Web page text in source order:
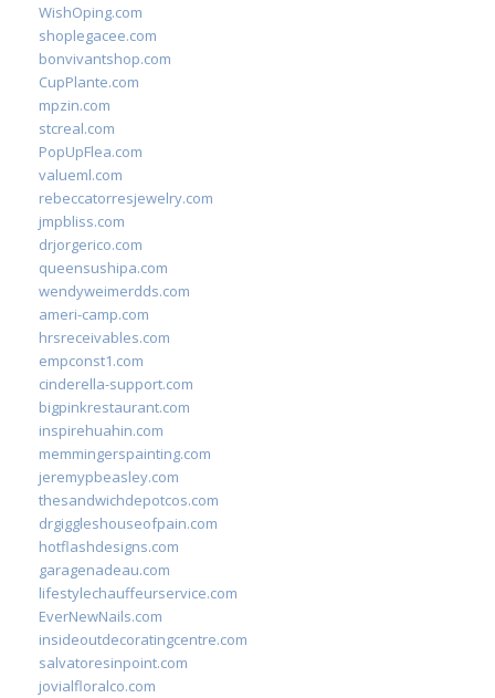
WishOping.com
shoplegacee.com
bonvivantshop.com
CupPlante.com
mpzin.com
stcreal.com
PopUpFlea.com
valueml.com
rebeccatorresjewelry.com
jmpbliss.com
drjorgerico.com
queensushipa.com
wendyweimerdds.com
ameri-camp.com
hrsreceivables.com
empconst1.com
cinderella-support.com
bigpinkrestaurant.com
inspirehuahin.com
memmingerspainting.com
jeremypbeasley.com
thesandwichdepotcos.com
drgiggleshouseofpain.com
hotflashdesigns.com
garagenadeau.com
lifestylechauffeurservice.com
EverNewNails.com
insideoutdecoratingcentre.com
salvatoresinpoint.com
jovialfloralco.com